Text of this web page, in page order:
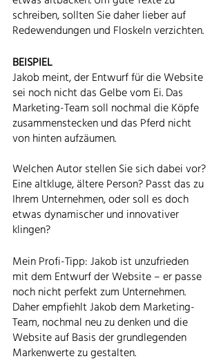
schreiben, sollten Sie daher lieber auf
Redewendungen und Floskeln verzichten.
BEISPIEL
Jakob meint, der Entwurf für die Website
sei noch nicht das Gelbe vom Ei. Das
Marketing-Team soll nochmal die Köpfe
zusammenstecken und das Pferd nicht
von hinten aufzäumen.
Welchen Autor stellen Sie sich dabei vor?
Eine altkluge, ältere Person? Passt das zu
Ihrem Unternehmen, oder soll es doch
etwas dynamischer und innovativer
klingen?
Mein Profi-Tipp: Jakob ist unzufrieden
mit dem Entwurf der Website – er passe
noch nicht perfekt zum Unternehmen.
Daher empfiehlt Jakob dem Marketing-
Team, nochmal neu zu denken und die
Website auf Basis der grundlegenden
Markenwerte zu gestalten.